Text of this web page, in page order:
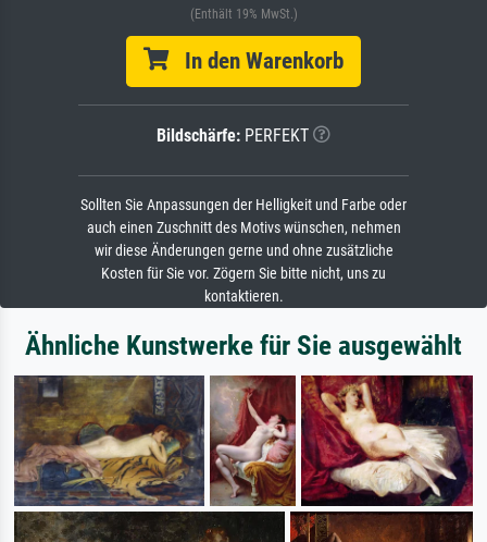
(Enthält 19% MwSt.)
In den Warenkorb
Bildschärfe: PERFEKT
Sollten Sie Anpassungen der Helligkeit und Farbe oder
auch einen Zuschnitt des Motivs wünschen, nehmen
wir diese Änderungen gerne und ohne zusätzliche
Kosten für Sie vor. Zögern Sie bitte nicht, uns zu
kontaktieren.
Ähnliche Kunstwerke für Sie ausgewählt